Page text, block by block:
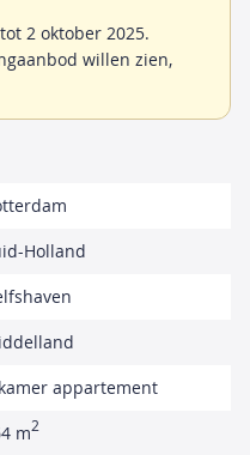
2 oktober 2025.
willen zien,
Holland
appartement
m2